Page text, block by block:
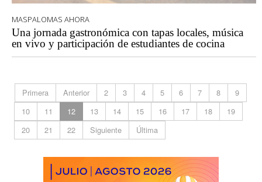
MASPALOMAS AHORA
Una jornada gastronómica con tapas locales, música
en vivo y participación de estudiantes de cocina
Primera Anterior 2 3 4 5 6 7 8
9
10
11 12 13 14 15 16 17 18
19
20
21 22 Siguiente Última